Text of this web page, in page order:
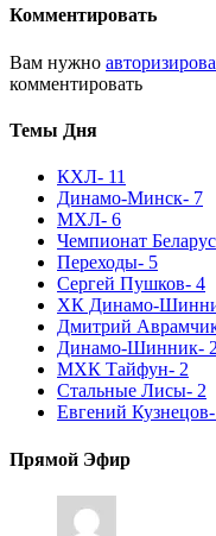
Комментировать
Вам нужно
комментировать
Темы Дня
КХЛ- 11
Динамо-Минск- 7
МХЛ- 6
Чемпионат
Переходы- 5
Сергей Пушков- 4
ХК Динамо-
Дмитрий
Динамо-Шинник- 2
МХК Тайфун- 2
Стальные Лисы- 2
Евгений Кузнецов
Прямой Эфир